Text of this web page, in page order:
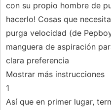
con su propio hombre de
hacerlo! Cosas que
purga velocidad (de
manguera de aspiración
clara preferencia
Mostrar más instrucciones
1
Así que en primer lugar,